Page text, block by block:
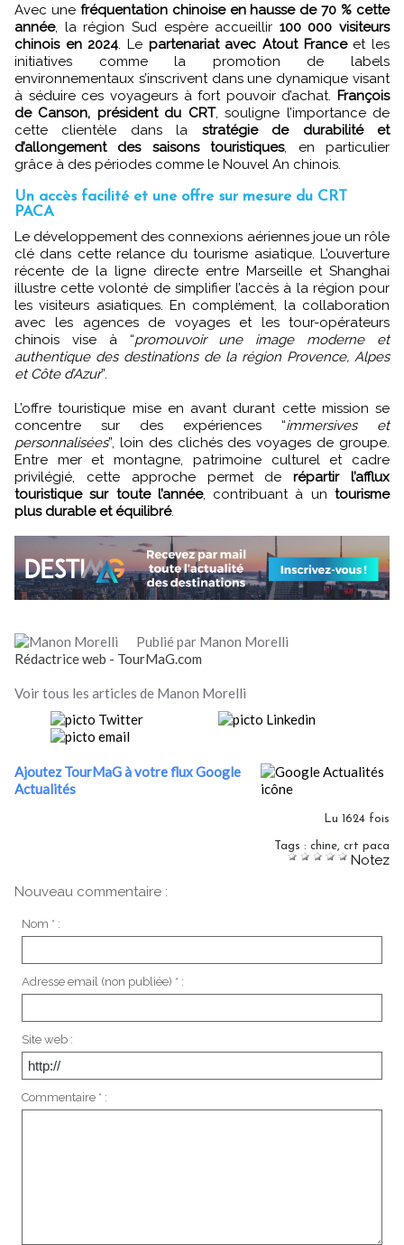
Avec une fréquentation chinoise en hausse de 70 % cette
année, la région Sud espère accueillir 100 000 visiteurs
chinois en 2024 . Le partenariat avec Atout Franceet les
initiatives comme la promotion de labels
environnementaux s’inscrivent dans une dynamique visant
à séduire ces voyageurs à fort pouvoir d’achat. François
de Canson, président du CRT, souligne l’importance de
cette clientèle dans la stratégie de durabilité et
d’allongement des saisons touristiques, en particulier
grâce à des périodes comme le Nouvel An chinois.
Un accès facilité et une offre sur mesure du CRT
PACA
Le développement des connexions aériennes joue un rôle
clé dans cette relance du tourisme asiatique. L’ouverture
récente de la ligne directe entre Marseille et Shanghai
illustre cette volonté de simplifier l’accès à la région pour
les visiteurs asiatiques. En complément, la collaboration
avec les agences de voyages et les tour-opérateurs
chinois vise à “promouvoir une image moderne et
authentique des destinations de la région Provence, Alpes
et Côte d’Azur”.
L’offre touristique mise en avant durant cette mission se
concentre sur des expériences “immersives et
personnalisées”, loin des clichés des voyages de groupe.
Entre mer et montagne, patrimoine culturel et cadre
privilégié, cette approche permet derépartir l’afflux
touristique sur toute l’année, contribuant à untourisme
plus durable et équilibré.
Publié par Manon Morelli
Rédactrice web - TourMaG.com
Voir tous les articles de Manon Morelli
Ajoutez TourMaG à votre flux Google
Actualités
Lu 1624 fois
Tags : chine, crt paca
Notez
Nouveau commentaire :
Nom * :
Adresse email (non publiée) * :
Site web :
Commentaire * :